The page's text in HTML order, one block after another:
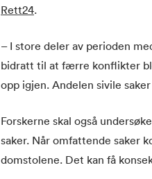
Rett24.
– I store deler av perioden
bidratt til at færre konflikter
opp igjen. Andelen sivile
Forskerne skal også
saker. Når omfattende saker
domstolene. Det kan få